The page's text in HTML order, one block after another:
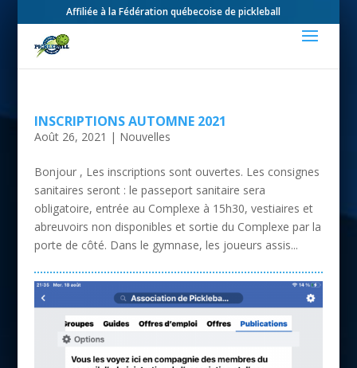
Affiliée à la Fédération québecoise de pickleball
INSCRIPTIONS AUTOMNE 2021
Août 26, 2021 | Nouvelles
Bonjour , Les inscriptions sont ouvertes. Les consignes
sanitaires seront : le passeport sanitaire sera
obligatoire, entrée au Complexe à 15h30, vestiaires et
abreuvoirs non disponibles et sortie du Complexe par la
porte de côté. Dans le gymnase, les joueurs assis...